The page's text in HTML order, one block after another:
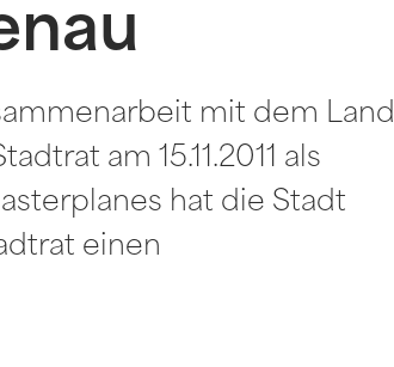
mit dem Land
am 15.11.2011 als
hat die Stadt
einen